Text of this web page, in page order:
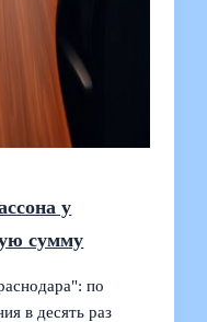
у
сумму
по
в десять раз